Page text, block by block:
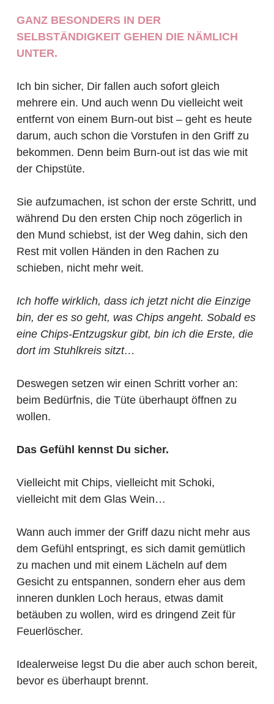
GANZ BESONDERS IN DER
SELBSTÄNDIGKEIT GEHEN DIE NÄMLICH
UNTER.
Ich bin sicher, Dir fallen auch sofort gleich
mehrere ein. Und auch wenn Du vielleicht weit
entfernt von einem Burn-out bist – geht es heute
darum, auch schon die Vorstufen in den Griff zu
bekommen. Denn beim Burn-out ist das wie mit
der Chipstüte.
Sie aufzumachen, ist schon der erste Schritt, und
während Du den ersten Chip noch zögerlich in
den Mund schiebst, ist der Weg dahin, sich den
Rest mit vollen Händen in den Rachen zu
schieben, nicht mehr weit.
Ich hoffe wirklich, dass ich jetzt nicht die Einzige
bin, der es so geht, was Chips angeht. Sobald es
eine Chips-Entzugskur gibt, bin ich die Erste, die
dort im Stuhlkreis sitzt…
Deswegen setzen wir einen Schritt vorher an:
beim Bedürfnis, die Tüte überhaupt öffnen zu
wollen.
Das Gefühl kennst Du sicher.
Vielleicht mit Chips, vielleicht mit Schoki,
vielleicht mit dem Glas Wein…
Wann auch immer der Griff dazu nicht mehr aus
dem Gefühl entspringt, es sich damit gemütlich
zu machen und mit einem Lächeln auf dem
Gesicht zu entspannen, sondern eher aus dem
inneren dunklen Loch heraus, etwas damit
betäuben zu wollen, wird es dringend Zeit für
Feuerlöscher.
Idealerweise legst Du die aber auch schon bereit,
bevor es überhaupt brennt.